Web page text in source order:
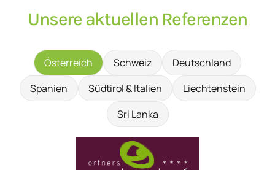
Unsere aktuellen Referenzen
Österreich Schweiz
Deutschland
Spanien
Südtirol & Italien
Liechtenstein
Sri Lanka